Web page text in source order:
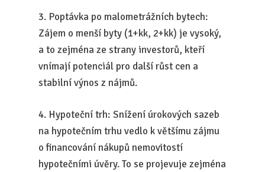
3. Poptávka po malometrážních bytech:
Zájem o menší byty (1+kk, 2+kk) je vysoký,
a to zejména ze strany investorů, kteří
vnímají potenciál pro další růst cen a
stabilní výnos z nájmů.
4. Hypoteční trh: Snížení úrokových sazeb
na hypotečním trhu vedlo k většímu zájmu
o financování nákupů nemovitostí
hypotečními úvěry. To se projevuje zejména